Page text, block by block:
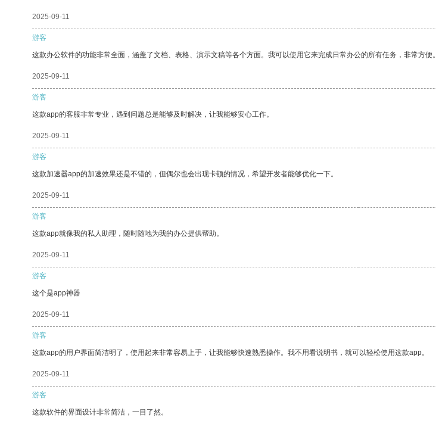
2025-09-11
游客
这款办公软件的功能非常全面，涵盖了文档、表格、演示文稿等各个方面。我可以使用它来完成日常办公的所有任务，非常方便。
2025-09-11
游客
这款app的客服非常专业，遇到问题总是能够及时解决，让我能够安心工作。
2025-09-11
游客
这款加速器app的加速效果还是不错的，但偶尔也会出现卡顿的情况，希望开发者能够优化一下。
2025-09-11
游客
这款app就像我的私人助理，随时随地为我的办公提供帮助。
2025-09-11
游客
这个是app神器
2025-09-11
游客
这款app的用户界面简洁明了，使用起来非常容易上手，让我能够快速熟悉操作。我不用看说明书，就可以轻松使用这款app。
2025-09-11
游客
这款软件的界面设计非常简洁，一目了然。